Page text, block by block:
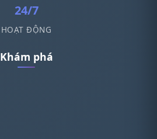
24/7
HOẠT ĐỘNG
Khám phá